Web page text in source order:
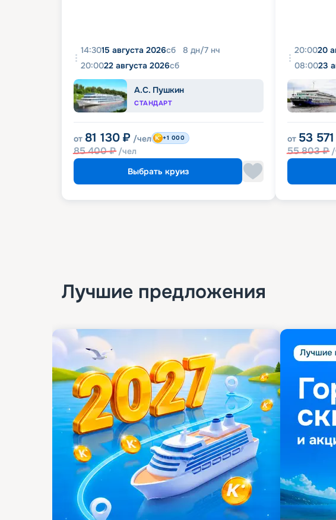
14:3015 августа 2026сб 8 дн/7 нч
20:0022 августа 2026сб
А.С. Пушкин
СТАНДАРТ
от 81 130 ₽ /чел
85 400₽ /чел
+1 000
Выбрать круиз
20:0020
08:0023
от 53 571
55 803₽ /
Лучшие предложения